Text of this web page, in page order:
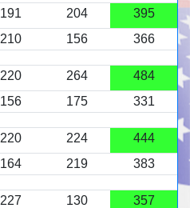
191 204
395
210 156 366
220 264
484
156 175 331
220 224
444
164 219 383
227 130
357